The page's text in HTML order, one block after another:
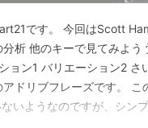
です。 今回はScott
析 他のキーで見てみよう
ョン1 バリエーション2 さ
ドリブフレーズです。 こ
いようなのですが、シン